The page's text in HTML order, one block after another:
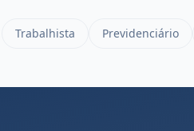
Trabalhista Previdenciário